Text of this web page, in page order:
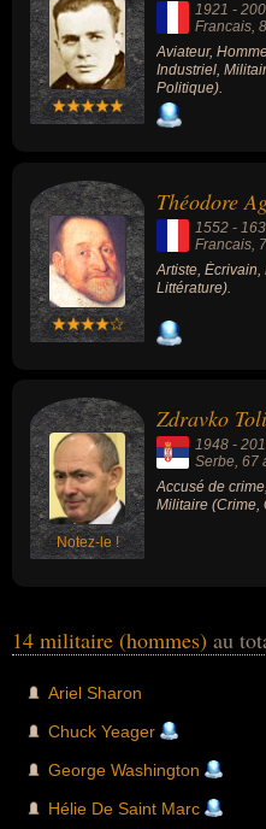
1921 -
Francais,
Aviateur,
Industriel,
Politique).
Théodore
1552 -
Francais ,
Artiste, Écrivain,
Littérature).
Notez-le !
Zdravko
1948 -
Serbe, 67
Accusé de
Militaire (Crime,
14 militaire (hommes) au
Ariel Sharon
Chuck Yeager
George Washington
Hélie De Saint Marc